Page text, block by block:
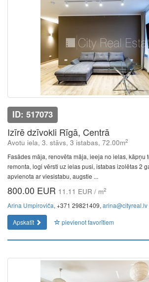
ID: 517073
Izīrē dzīvokli Rīgā, Centrā
Avotu iela, 3. stāvs, 3 istabas, 72.00m2
Fasādes māja, renovēta māja, ieeja no ielas, kāpņu
remonta, logi vērsti uz ielas pusi, istabas izolētas 2
apvienota ar viesistabu, augstie ...
800.00 EUR 11.11 EUR / m2
Arina Umpiroviča, +371 29821409, arina@cityreal.lv
Apskatīt
pievienot favorītiem